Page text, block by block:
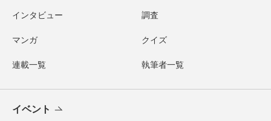
インタビュー 調査
マンガ クイズ
連載一覧 執筆者一覧
イベント